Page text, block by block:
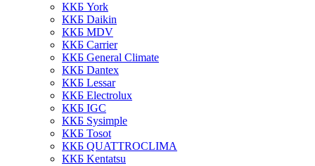
ККБ York
ККБ Daikin
ККБ MDV
ККБ Carrier
ККБ General Climate
ККБ Dantex
ККБ Lessar
ККБ Electrolux
ККБ IGC
ККБ Sysimple
ККБ Tosot
ККБ QUATTROCLIMA
ККБ Kentatsu